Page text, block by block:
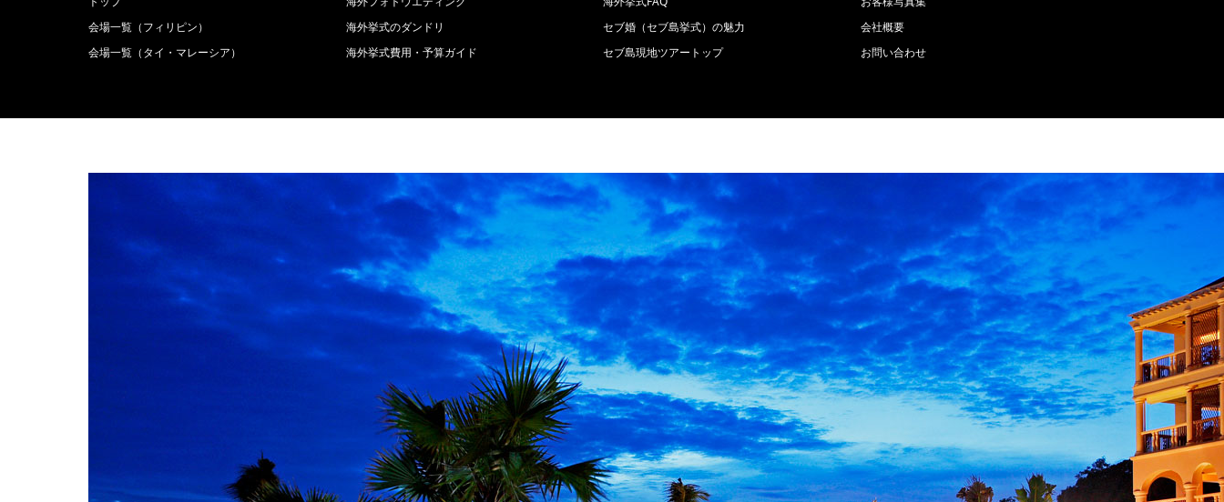
会場一覧（フィリピン）
会場一覧（タイ・マレーシア）
海外挙式のダンドリ
海外挙式費用・予算ガイド
セブ婚（セブ島挙式）の魅力
セブ島現地ツアートップ
会社概要
お問い合わせ